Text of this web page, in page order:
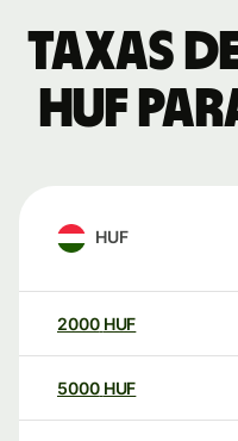
Taxas
HUF
HUF
2000 HUF
5000 HUF